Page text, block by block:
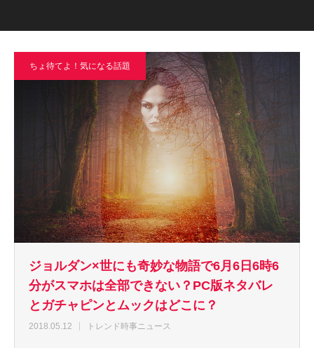
ちょ待てよ！気になる話題
ジョルダン×世にも奇妙な物語で6月6日6時6
分がスマホは全部できない？PC版ネタバレ
とガチャピンとムックはどこに？
2018.05.12 トレンド時事ニュース